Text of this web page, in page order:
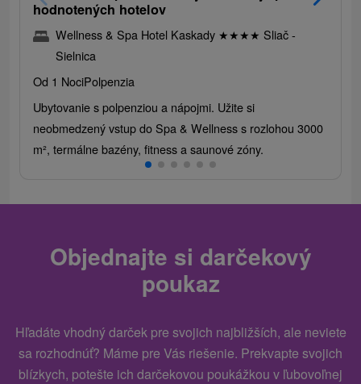
hodnotených hotelov
Wellness & Spa Hotel Kaskady ★★★★ Sliač -
Sielnica
Od 1 NociPolpenzia
Ubytovanie s polpenziou a nápojmi. Užite si
neobmedzený vstup do Spa & Wellness s rozlohou 3000
m², termálne bazény, fitness a saunové zóny.
Objednajte si darčekový
poukaz
Hľadáte vhodný darček pre svojich najbližších, ale neviete
sa rozhodnúť? Máme pre Vás riešenie. Prekvapte svojich
blízkych, potešte ich darčekovou poukážkou v ľubovoľnej